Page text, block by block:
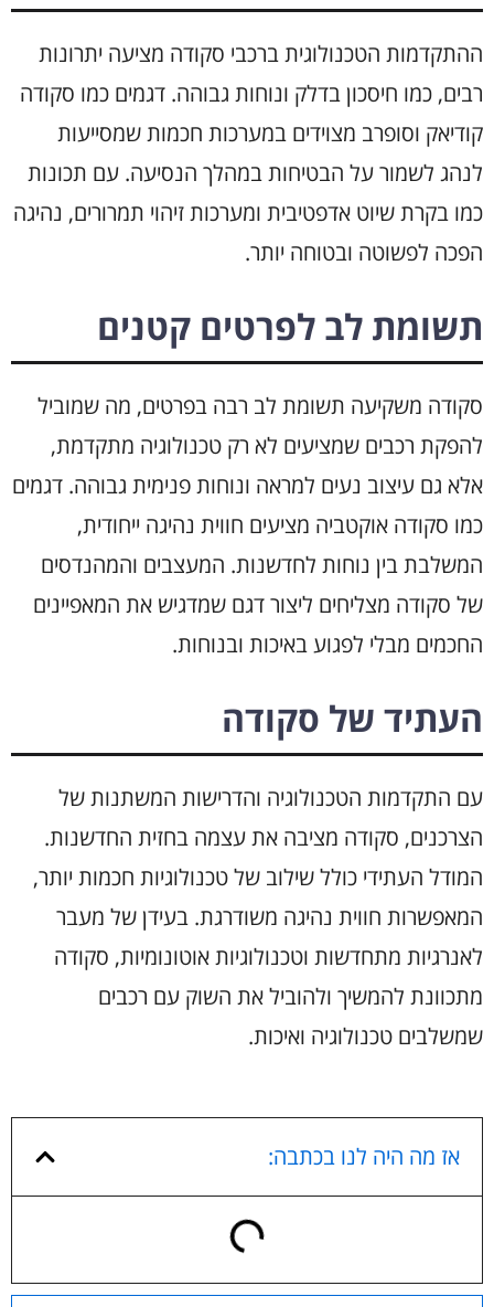
ההתקדמות הטכנולוגית ברכבי סקודה מציעה יתרונות
רבים, כמו חיסכון בדלק ונוחות גבוהה. דגמים כמו סקודה
קודיאק וסופרב מצוידים במערכות חכמות שמסייעות
לנהג לשמור על הבטיחות במהלך הנסיעה. עם תכונות
כמו בקרת שיוט אדפטיבית ומערכות זיהוי תמרורים, נהיגה
הפכה לפשוטה ובטוחה יותר.
תשומת לב לפרטים קטנים
סקודה משקיעה תשומת לב רבה בפרטים, מה שמוביל
להפקת רכבים שמציעים לא רק טכנולוגיה מתקדמת,
אלא גם עיצוב נעים למראה ונוחות פנימית גבוהה. דגמים
כמו סקודה אוקטביה מציעים חווית נהיגה ייחודית,
המשלבת בין נוחות לחדשנות. המעצבים והמהנדסים
של סקודה מצליחים ליצור דגם שמדגיש את המאפיינים
החכמים מבלי לפגוע באיכות ובנוחות.
העתיד של סקודה
עם התקדמות הטכנולוגיה והדרישות המשתנות של
הצרכנים, סקודה מציבה את עצמה בחזית החדשנות.
המודל העתידי כולל שילוב של טכנולוגיות חכמות יותר,
המאפשרות חווית נהיגה משודרגת. בעידן של מעבר
לאנרגיות מתחדשות וטכנולוגיות אוטונומיות, סקודה
מתכוונת להמשיך ולהוביל את השוק עם רכבים
שמשלבים טכנולוגיה ואיכות.
אז מה היה לנו בכתבה: